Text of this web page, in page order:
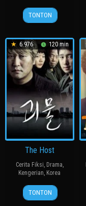
21
Dec
Tim
Burton
TONTON
6.976 120 min
The Host
Cerita Fiksi, Drama,
Kengerian, Korea
27
Jul
봉
준
TONTON